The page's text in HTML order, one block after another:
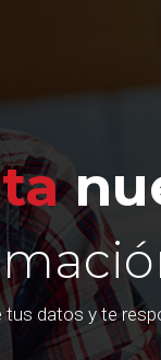
tus datos y te